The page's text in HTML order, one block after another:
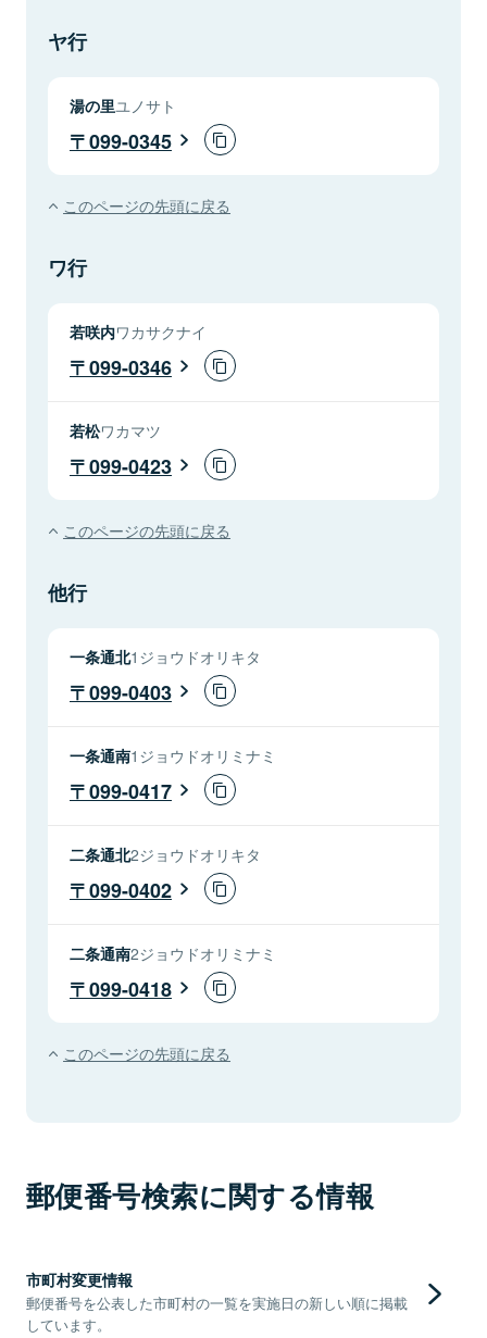
ヤ行
湯の里ユノサト
099-0345
このページの先頭に戻る
ワ行
若咲内ワカサクナイ
099-0346
若松ワカマツ
099-0423
このページの先頭に戻る
他行
一条通北1ジョウドオリキタ
099-0403
一条通南1ジョウドオリミナミ
099-0417
二条通北2ジョウドオリキタ
099-0402
二条通南2ジョウドオリミナミ
099-0418
このページの先頭に戻る
郵便番号検索に関する情報
市町村変更情報
郵便番号を公表した市町村の一覧を実施日の新しい順に掲載
しています。